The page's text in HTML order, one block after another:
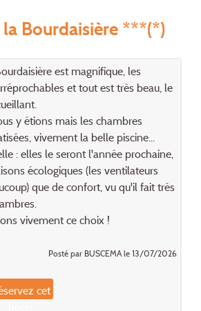
la Bourdaisière ***(*)
est magnifique, les
et tout est très beau, le
y étions mais les chambres
vivement la belle piscine...
: elles le seront l'année prochaine,
écologiques (les ventilateurs
que de confort, vu qu'il fait très
vivement ce choix !
Posté par BUSCEMA le 13/07/2026
cet